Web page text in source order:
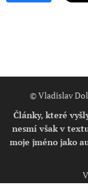
© Vladislav
Články, které
nesmí však v
moje jméno jako